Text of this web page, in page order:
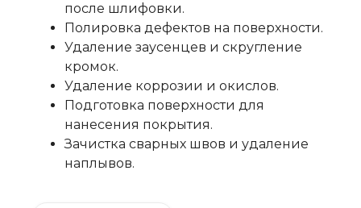
после шлифовки.
Полировка дефектов на поверхности.
Удаление заусенцев и скругление
кромок.
Удаление коррозии и окислов.
Подготовка поверхности для
нанесения покрытия.
Зачистка сварных швов и удаление
наплывов.